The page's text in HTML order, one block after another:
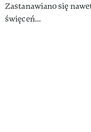
Zastanawiano się
święceń...